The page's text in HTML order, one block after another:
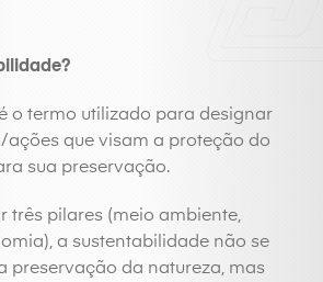
o termo utilizado para designar
que visam a proteção do
sua preservação.
três pilares (meio ambiente,
a sustentabilidade não se
preservação da natureza, mas